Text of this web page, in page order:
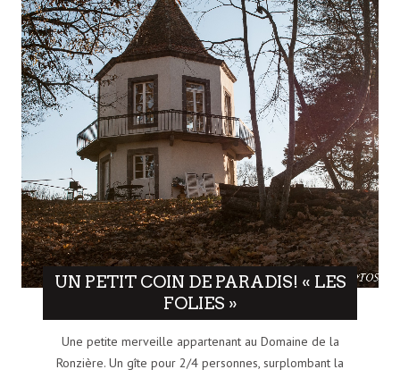
UN PETIT COIN DE PARADIS! « LES
FOLIES »
Une petite merveille appartenant au Domaine de la
Ronzière. Un gîte pour 2/4 personnes, surplombant la